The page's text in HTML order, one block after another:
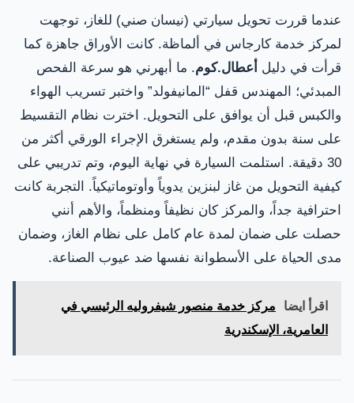
عندما قررت تحويل سيارتي (نيسان صني) للغاز، توجهت
لمركز خدمة كارجاس في ألماظة. كانت الأوراق جاهزة كما
قرأت في دليل أعطال.كوم. ما أبهرني هو سرعة الفحص
المبدئي؛ المهندس قفل “المانيفولد” واختبر تسريب الهواء
والكبس قبل أن يوافق على التحويل. اخترت نظام التقسيط
على سنة بدون مقدم، ولم يستغرق الإجراء الورقي أكثر من
30 دقيقة. استلمت السيارة في نهاية اليوم، وتم تدريبي على
كيفية التحويل من غاز لبنزين يدوياً وأوتوماتيكياً. التجربة كانت
احترافية جداً، والمركز كان نظيفاً ومنظماً، والأهم أنني
حصلت على ضمان لمدة عام كامل على نظام الغاز، وضمان
مدى الحياة على الأسطوانة نفسها ضد عيوب الصناعة.
اقرأ ايضا
مركز خدمة منصور شيفروليه الرئيسي في
العامرية، الإسكندرية